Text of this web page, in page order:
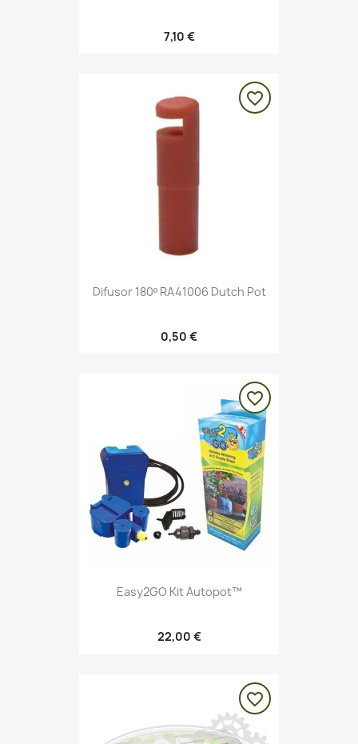
7,10 €
Difusor 180º RA41006 Dutch Pot
0,50 €
favorite_border
Easy2GO Kit Autopot™
22,00 €
favorite_border
favorite_border